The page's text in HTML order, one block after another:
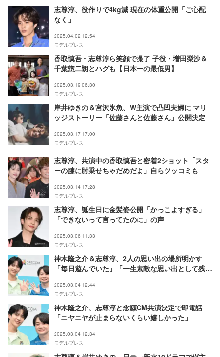
志尊淳、役作りで4kg減 現在の体重公開「ご心配
なく」
2025.04.02 12:54
モデルプレス
香取慎吾・志尊淳ら笑顔で撮了 子役・増田梨沙＆
千葉惣二朗とハグも【日本一の最低男】
2025.03.19 06:30
モデルプレス
岸井ゆきの＆宮沢氷魚、W主演で凸凹夫婦に マリ
ッジストーリー「佐藤さんと佐藤さん」公開決定
2025.03.17 17:00
モデルプレス
志尊淳、共演中の香取慎吾と密着2ショット「スタ
ーの膝に肘乗せちゃだめだよ」自らツッコミも
2025.03.14 17:28
モデルプレス
志尊淳、誕生日に金髪姿公開「かっこよすぎる」
「できないって言ってたのに」の声
2025.03.06 11:33
モデルプレス
神木隆之介＆志尊淳、2人の思い出の場所明かす
「毎日遊んでいた」「一生素敵な思い出として残
2025.03.04 12:44
モデルプレス
神木隆之介、志尊淳と念願CM共演決定で即電話
「ニヤニヤが止まらないくらい嬉しかった」
2025.03.04 12:34
モデルプレス